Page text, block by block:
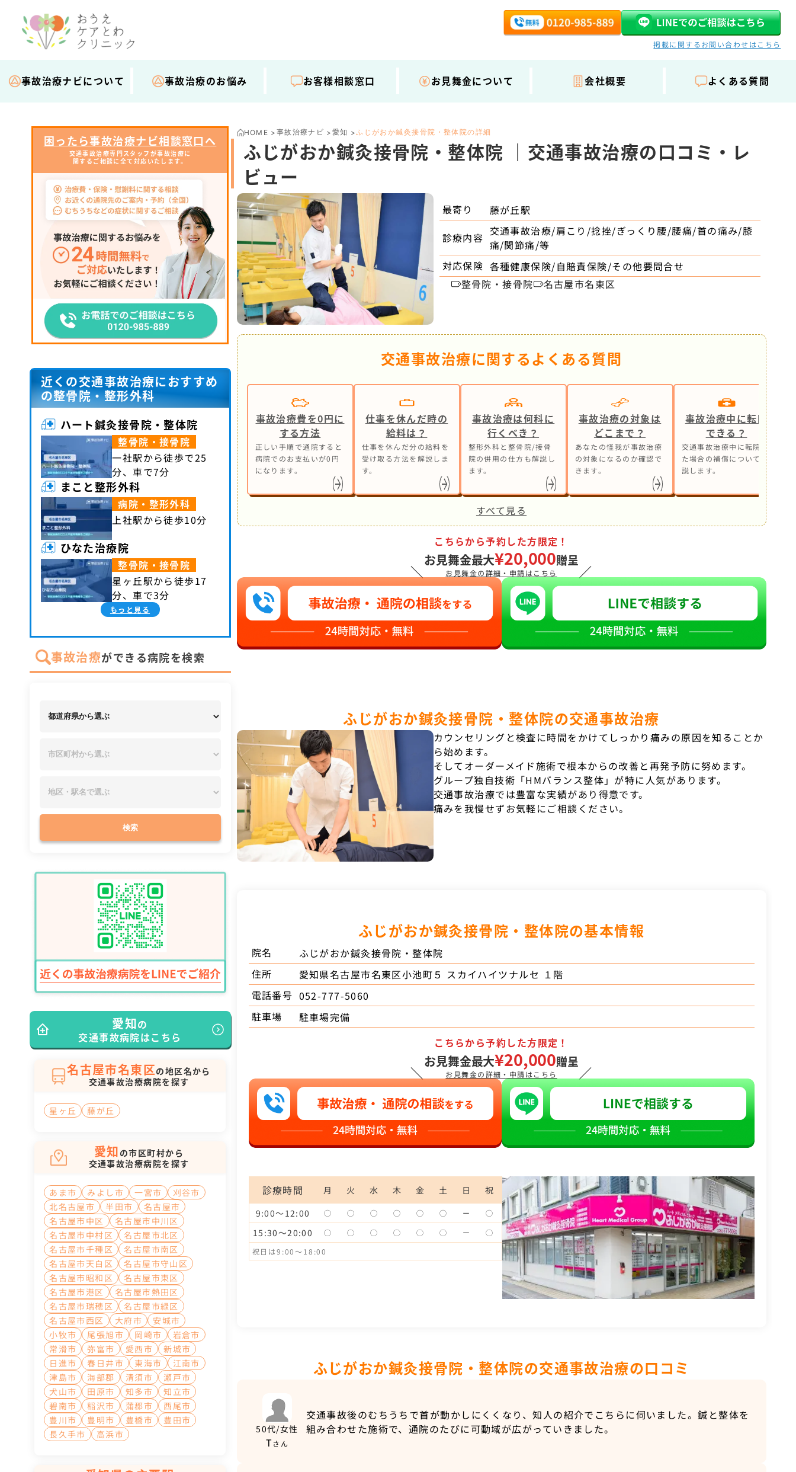
掲載に関するお問い合わせはこちら
事故治療ナビについて 事故治療のお悩み お客様相談窓口 お見舞金について 会社概要 よくある質問
HOME > 事故治療ナビ > 愛知 >ふじがおか鍼灸接骨院・整体院の詳細
ふじがおか鍼灸接骨院・整体院 ｜交通事故治療の口コミ・レ
ビュー
最寄り
藤が丘駅
診療内容 交通事故治療/肩こり/捻挫/ぎっくり腰/腰痛/首の痛み/膝
痛/関節痛/等
対応保険 各種健康保険/自賠責保険/その他要問合せ
整骨院・接骨院
名古屋市名東区
交通事故治療に関するよくある質問
事故治療費を0円に
する方法
正しい手順で通院すると
病院でのお支払いが0円
になります。
仕事を休んだ時の
給料は？
仕事を休んだ分の給料を
受け取る方法を解説しま
す。
事故治療は何科に
行くべき？
整形外科と整骨院/接骨
院の併用の仕方も解説し
ます。
事故治療の対象は
どこまで？
あなたの怪我が事故治療
の対象になるのか確認で
きます。
事故治療中に転院
できる？
交通事故治療中に転院し
た場合の補償について解
説します。
すべて見る
＼
こちらから予約した方限定！
お見舞金最大¥20,000贈呈
お見舞金の詳細・申請はこちら ／
ふじがおか鍼灸接骨院・整体院の交通事故治療
カウンセリングと検査に時間をかけてしっかり痛みの原因を知ることか
ら始めます。
そしてオーダーメイド施術で根本からの改善と再発予防に努めます。
グループ独自技術「HMバランス整体」が特に人気があります。
交通事故治療では豊富な実績があり得意です。
痛みを我慢せずお気軽にご相談ください。
ふじがおか鍼灸接骨院・整体院の基本情報
院名
ふじがおか鍼灸接骨院・整体院
住所
愛知県名古屋市名東区小池町５ スカイハイツナルセ １階
電話番号 052-777-5060
駐車場
駐車場完備
＼
こちらから予約した方限定！
お見舞金最大¥20,000贈呈
お見舞金の詳細・申請はこちら ／
診療時間 月 火 水 木 金 土 日
祝
9:00～12:00
◯ ◯ ◯ ◯ ◯ ◯ ー ◯
15:30～20:00 ◯ ◯ ◯ ◯ ◯ ◯ ー
◯
祝日は9:00〜18:00
ふじがおか鍼灸接骨院・整体院の交通事故治療の口コミ
50代/女性
T さん
交通事故後のむちうちで首が動かしにくくなり、知人の紹介でこちらに伺いました。鍼と整体を
組み合わせた施術で、通院のたびに可動域が広がっていきました。
困ったら事故治療ナビ相談窓口へ
交通事故治療専門スタッフが事故治療に
関するご相談に全て対応いたします。
近くの交通事故治療におすすめ
の整骨院・整形外科
ハート鍼灸接骨院・整体院
整骨院・接骨院
一社駅から徒歩で25
分、車で7分
まこと整形外科
病院・整形外科
上社駅から徒歩10分
ひなた治療院
整骨院・接骨院
星ヶ丘駅から徒歩17
分、車で3分
もっと見る
事故治療ができる病院を検索
検索
愛知の
交通事故病院はこちら
名古屋市名東区の地区名から
交通事故治療病院を探す
星ヶ丘 藤が丘
愛知 の市区町村から
交通事故治療病院を探す
あま市 みよし市 一宮市
刈谷市
北名古屋市
半田市
名古屋市
名古屋市中区
名古屋市中川区
名古屋市中村区
名古屋市北区
名古屋市千種区
名古屋市南区
名古屋市天白区
名古屋市守山区
名古屋市昭和区
名古屋市東区
名古屋市港区
名古屋市熱田区
名古屋市瑞穂区
名古屋市緑区
名古屋市西区
大府市
安城市
小牧市
尾張旭市 岡崎市
岩倉市
常滑市
弥富市 愛西市
新城市
日進市
春日井市 東海市
江南市
津島市
海部郡 清須市
瀬戸市
犬山市
田原市 知多市
知立市
碧南市
稲沢市 蒲郡市
西尾市
豊川市
豊明市 豊橋市
豊田市
長久手市
高浜市